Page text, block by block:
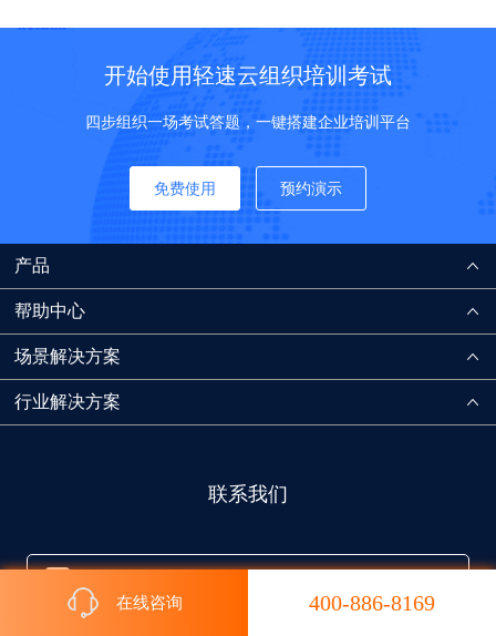
开始使用轻速云组织培训考试
四步组织一场考试答题，一键搭建企业培训平台
免费使用 预约演示
产品
帮助中心
场景解决方案
行业解决方案
联系我们
在线咨询 400-886-8169